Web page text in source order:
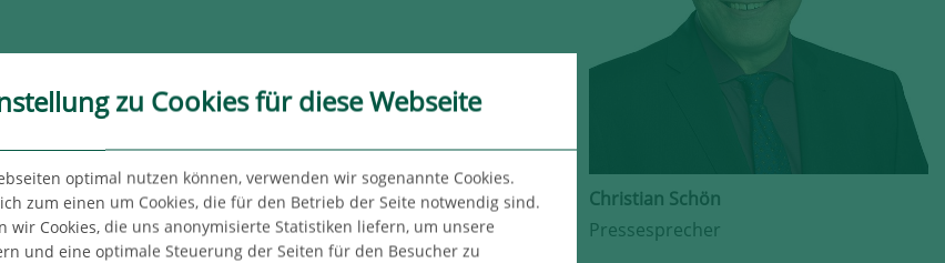
Christian Schön
Pressesprecher
zu Cookies für diese Webseite
optimal nutzen können, verwenden wir sogenannte Cookies.
zum einen um Cookies, die für den Betrieb der Seite notwendig sind.
wir Cookies, die uns anonymisierte Statistiken liefern, um unsere
und eine optimale Steuerung der Seiten für den Besucher zu